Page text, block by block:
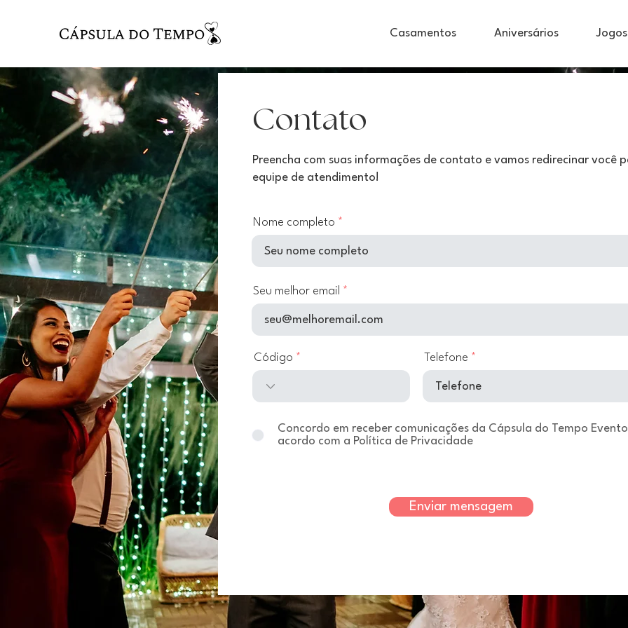
Casamentos Aniversários Jogos
Contato
Preencha com suas informações de contato e vamos redirecinar você
equipe de atendimento!
Nome completo
Seu melhor email
Código Telefone
Concordo em receber comunicações da Cápsula do Tempo
acordo com a Política de Privacidade
Enviar mensagem